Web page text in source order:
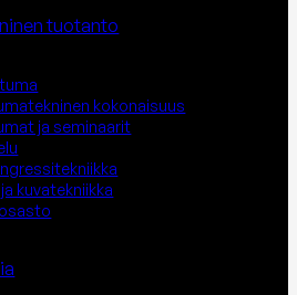
tuotanto
kokonaisuus
ja seminaarit
kuvatekniikka